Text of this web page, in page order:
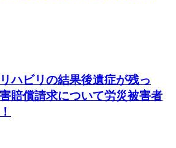
ハビリの結果後遺症が残っ
賠償請求について労災被害者